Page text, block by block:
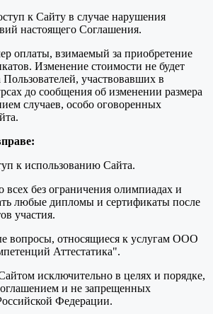
к Сайту в случае нарушения
настоящего Соглашения.
оплаты, взимаемый за приобретение
Изменение стоимости не будет
Пользователей, участвовавших в
до сообщения об изменении размера
случаев, особо оговоренных
к использованию Сайта.
всех без ограничения олимпиадах и
любые дипломы и сертификаты после
участия.
вопросы, относящиеся к услугам ООО
Аттестатика".
исключительно в целях и порядке,
и не запрещенных
Федерации.